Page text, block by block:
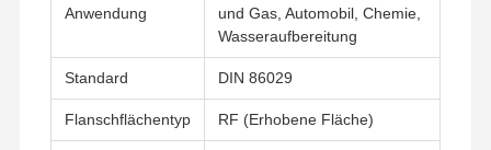
Anwendung
und Gas, Automobil, Chemie,
Wasseraufbereitung
Standard DIN 86029
Flanschflächentyp RF (Erhobene Fläche)